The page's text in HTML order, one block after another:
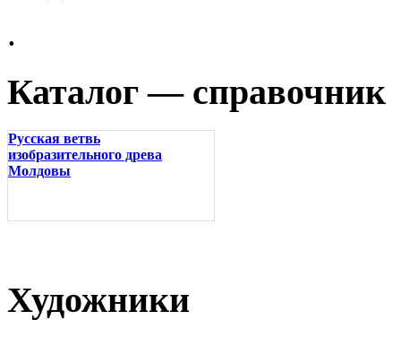
.
Каталог — справочник
Русская ветвь
изобразительного древа
Молдовы
Художники